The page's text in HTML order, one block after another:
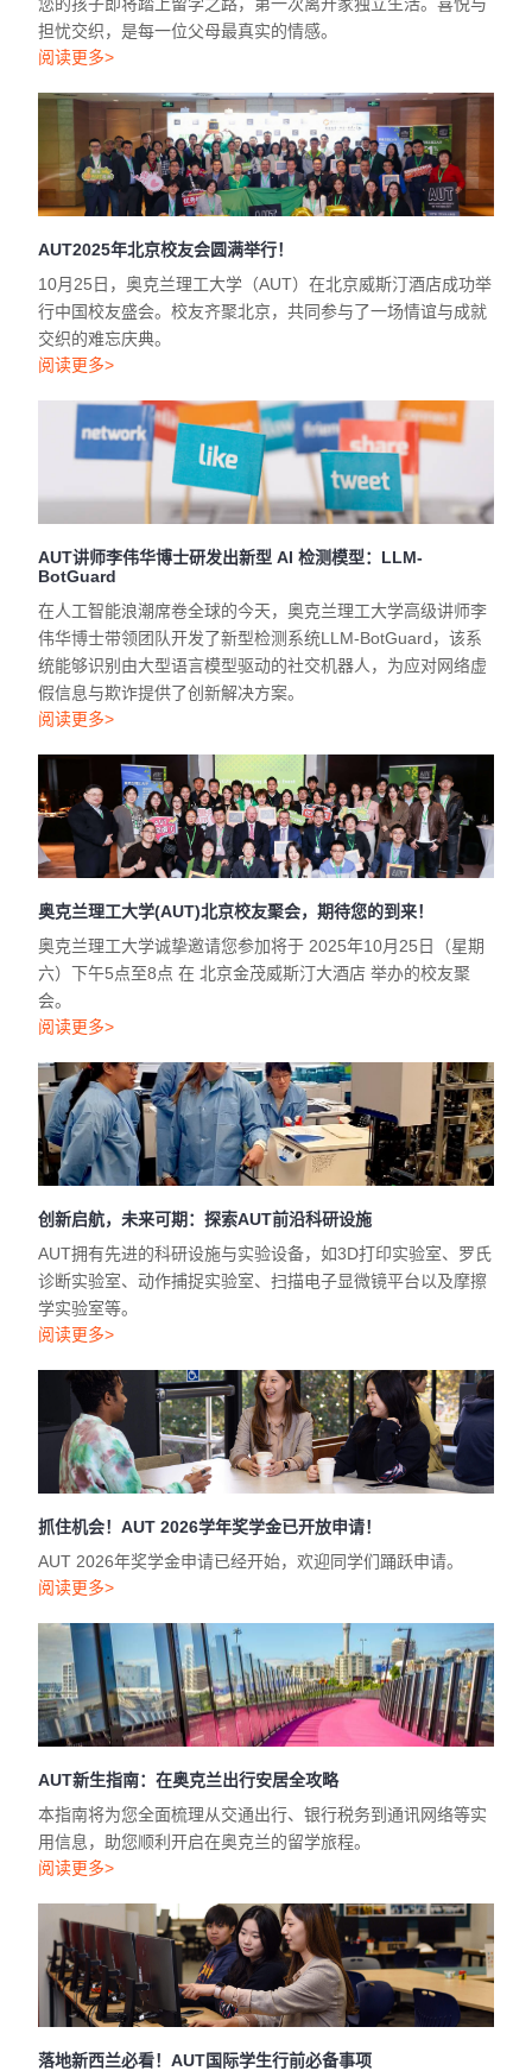
担忧交织，是每一位父母最真实的情感。
阅读更多>
AUT2025年北京校友会圆满举行！
10月25日，奥克兰理工大学（AUT）在北京威斯汀酒店成功举
行中国校友盛会。校友齐聚北京，共同参与了一场情谊与成就
交织的难忘庆典。
阅读更多>
AUT讲师李伟华博士研发出新型 AI 检测模型：LLM-
BotGuard
在人工智能浪潮席卷全球的今天，奥克兰理工大学高级讲师李
伟华博士带领团队开发了新型检测系统LLM-BotGuard，该系
统能够识别由大型语言模型驱动的社交机器人，为应对网络虚
假信息与欺诈提供了创新解决方案。
阅读更多>
奥克兰理工大学(AUT)北京校友聚会，期待您的到来！
奥克兰理工大学诚挚邀请您参加将于 2025年10月25日（星期
六）下午5点至8点 在 北京金茂威斯汀大酒店 举办的校友聚
会。
阅读更多>
创新启航，未来可期：探索AUT前沿科研设施
AUT拥有先进的科研设施与实验设备，如3D打印实验室、罗氏
诊断实验室、动作捕捉实验室、扫描电子显微镜平台以及摩擦
学实验室等。
阅读更多>
抓住机会！AUT 2026学年奖学金已开放申请！
AUT 2026年奖学金申请已经开始，欢迎同学们踊跃申请。
阅读更多>
AUT新生指南：在奥克兰出行安居全攻略
本指南将为您全面梳理从交通出行、银行税务到通讯网络等实
用信息，助您顺利开启在奥克兰的留学旅程。
阅读更多>
落地新西兰必看！AUT国际学生行前必备事项